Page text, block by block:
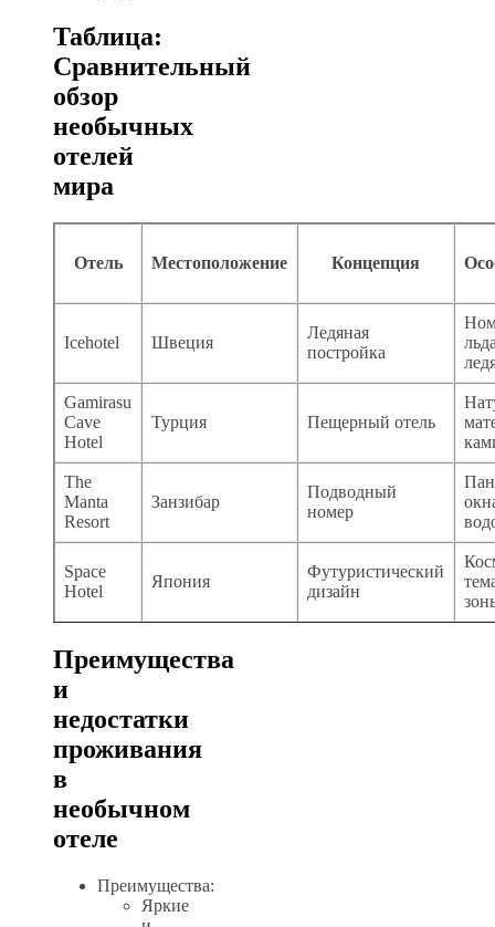
Таблица:
Сравнительный
обзор
необычных
отелей
мира
Отель Местоположение Концепция
Icehotel Швеция
Ледяная
постройка
Gamirasu
Cave
Hotel
Турция Пещерный отель
The
Manta
Resort
Занзибар
Подводный
номер
Space
Hotel
Япония
Футуристический
дизайн
Преимущества
и
недостатки
проживания
в
необычном
отеле
Преимущества:
Яркие